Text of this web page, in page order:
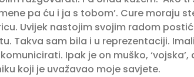
pa ću i ja s tobom’. Cure moraju
Uvijek nastojim svojim radom
Takva sam bila i u reprezentaciji.
Ipak je on muško,
koji je uvažavao moje savjete.